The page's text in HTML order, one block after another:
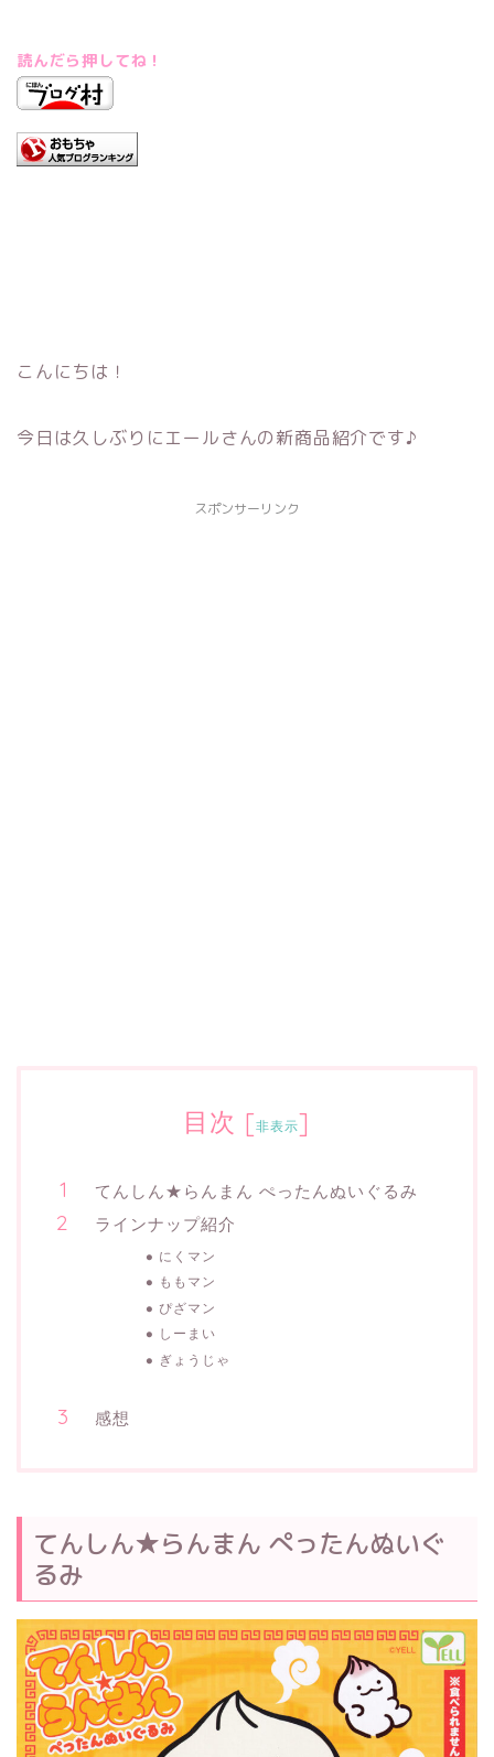
読んだら押してね！
こんにちは！
今日は久しぶりにエールさんの新商品紹介です♪
スポンサーリンク
目次 [非表示]
てんしん★らんまん ぺったんぬいぐるみ
ラインナップ紹介
にくマン
ももマン
ぴざマン
しーまい
ぎょうじゃ
感想
てんしん★らんまん ぺったんぬいぐ
るみ